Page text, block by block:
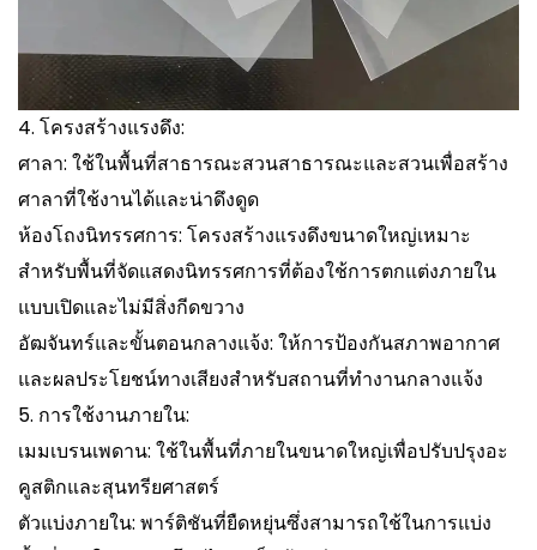
4. โครงสร้างแรงดึง:
ศาลา: ใช้ในพื้นที่สาธารณะสวนสาธารณะและสวนเพื่อสร้าง
ศาลาที่ใช้งานได้และน่าดึงดูด
ห้องโถงนิทรรศการ: โครงสร้างแรงดึงขนาดใหญ่เหมาะ
สำหรับพื้นที่จัดแสดงนิทรรศการที่ต้องใช้การตกแต่งภายใน
แบบเปิดและไม่มีสิ่งกีดขวาง
อัฒจันทร์และขั้นตอนกลางแจ้ง: ให้การป้องกันสภาพอากาศ
และผลประโยชน์ทางเสียงสำหรับสถานที่ทำงานกลางแจ้ง
5. การใช้งานภายใน:
เมมเบรนเพดาน: ใช้ในพื้นที่ภายในขนาดใหญ่เพื่อปรับปรุงอะ
คูสติกและสุนทรียศาสตร์
ตัวแบ่งภายใน: พาร์ติชันที่ยืดหยุ่นซึ่งสามารถใช้ในการแบ่ง